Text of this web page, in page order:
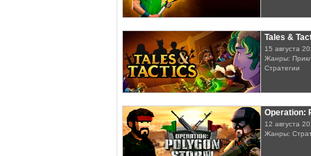
Tales &
15 августа
Жанры:
Стратегии
Operation:
12 августа
Жанры: